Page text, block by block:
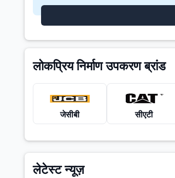
लोकप्रिय निर्माण उपकरण ब्रांड
जेसीबी सीएटी
लेटेस्ट न्यूज़